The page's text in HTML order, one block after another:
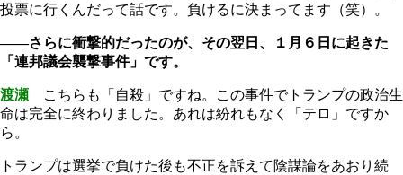
投票に行くんだって話です。負けるに決まってます（笑）。
――さらに衝撃的だったのが、その翌日、１月６日に起きた
「連邦議会襲撃事件」です。
渡瀬 こちらも「自殺」ですね。この事件でトランプの政治生
命は完全に終わりました。あれは紛れもなく「テロ」ですか
ら。
トランプは選挙で負けた後も不正を訴えて陰謀論をあおり続